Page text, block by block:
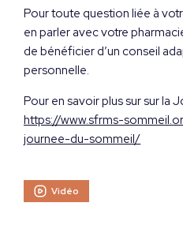
Sommeil & microbiotes
Sommeil & énergie
Je demande conseil
Pour toute question liée à
en parler avec votre
de bénéficier d’un conseil
personnelle.
Pour en savoir plus sur sur la
https://www.sfrms-
journee-du-sommeil/
Vidéo